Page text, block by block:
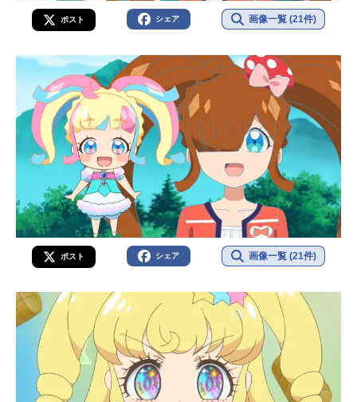
ポスト シェア 画像一覧 (21件)
ポスト シェア 画像一覧 (21件)